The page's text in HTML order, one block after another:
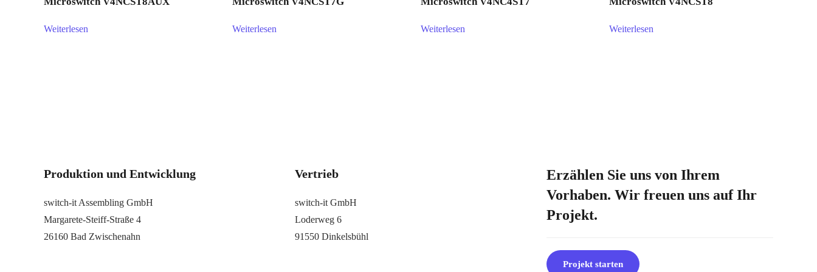
Weiterlesen Weiterlesen Weiterlesen Weiterlesen
Produktion und Entwicklung
switch-it Assembling GmbH
Margarete-Steiff-Straße 4
26160 Bad Zwischenahn
Vertrieb
switch-it GmbH
Loderweg 6
91550 Dinkelsbühl
Erzählen Sie uns von Ihrem
Vorhaben. Wir freuen uns auf Ihr
Projekt.
Projekt starten